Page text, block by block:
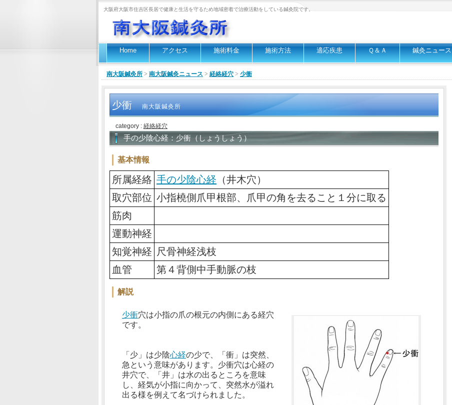
大阪府大阪市住吉区長居で健康と生活を守るため地域密着で治療活動をしている鍼灸院です。
Home アクセス 施術料金 施術方法 適応疾患 Ｑ＆Ａ 鍼灸ニュース
南大阪鍼灸所 > 南大阪鍼灸ニュース > 経絡経穴 > 少衝
少衝 南大阪鍼灸所
category : 経絡経穴
手の少陰心経：少衝（しょうしょう）
基本情報
所属経絡 手の少陰心経 （井木穴）
取穴部位 小指橈側爪甲根部、爪甲の角を去ること１分に取る
筋肉
運動神経
知覚神経 尺骨神経浅枝
血管
第４背側中手動脈の枝
解説
少衝穴は小指の爪の根元の内側にある経穴
です。
「少」は少陰心経の少で、「衝」は突然、
急という意味があります。少衝穴は心経の
井穴で、「井」は水の出るところを意味
し、経気が小指に向かって、突然水が溢れ
出る様を例えて名づけられました。